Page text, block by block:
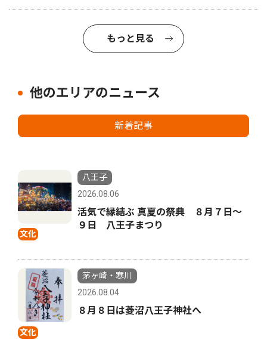
もっと見る
他のエリアのニュース
新着記事
文化
八王子
2026.08.06
活気で縁結ぶ 真夏の祭典 ８月７日〜
９日 八王子まつり
文化
茅ヶ崎・寒川
2026.08.04
８月８日は菱沼八王子神社へ